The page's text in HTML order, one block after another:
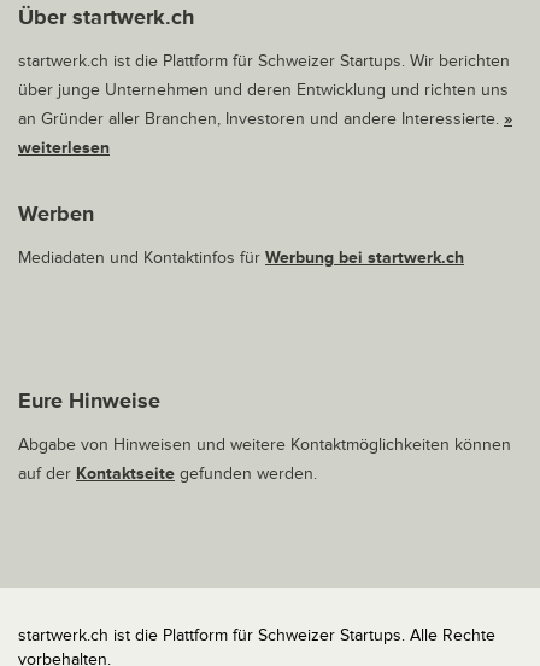
Über startwerk.ch
startwerk.ch ist die Plattform für Schweizer Startups. Wir berichten
über junge Unternehmen und deren Entwicklung und richten uns
an Gründer aller Branchen, Investoren und andere Interessierte. »
weiterlesen
Werben
Mediadaten und Kontaktinfos für Werbung bei startwerk.ch
Eure Hinweise
Abgabe von Hinweisen und weitere Kontaktmöglichkeiten können
auf der Kontaktseite gefunden werden.
startwerk.ch ist die Plattform für Schweizer Startups. Alle Rechte
vorbehalten.